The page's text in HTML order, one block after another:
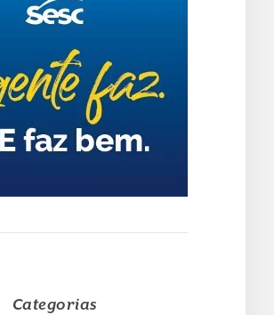
Categorias